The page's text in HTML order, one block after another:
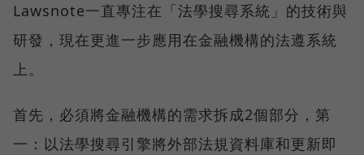
Lawsnote一直專注在「法學搜尋系統」的技術與
研發，現在更進一步應用在金融機構的法遵系統
上。
首先，必須將金融機構的需求拆成2個部分，第
一：以法學搜尋引擎將外部法規資料庫和更新即